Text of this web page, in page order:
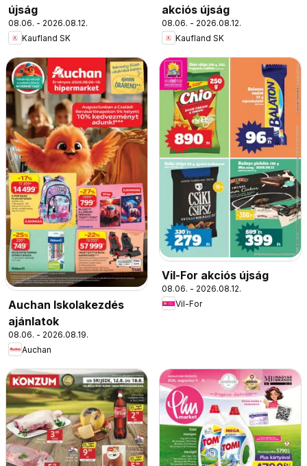
újság
08.06. - 2026.08.12.
Kaufland SK
akciós újság
08.06. - 2026.08.12.
Kaufland SK
Auchan Iskolakezdés
ajánlatok
08.06. - 2026.08.19.
Auchan
Vil-For akciós újság
08.06. - 2026.08.12.
Vil-For